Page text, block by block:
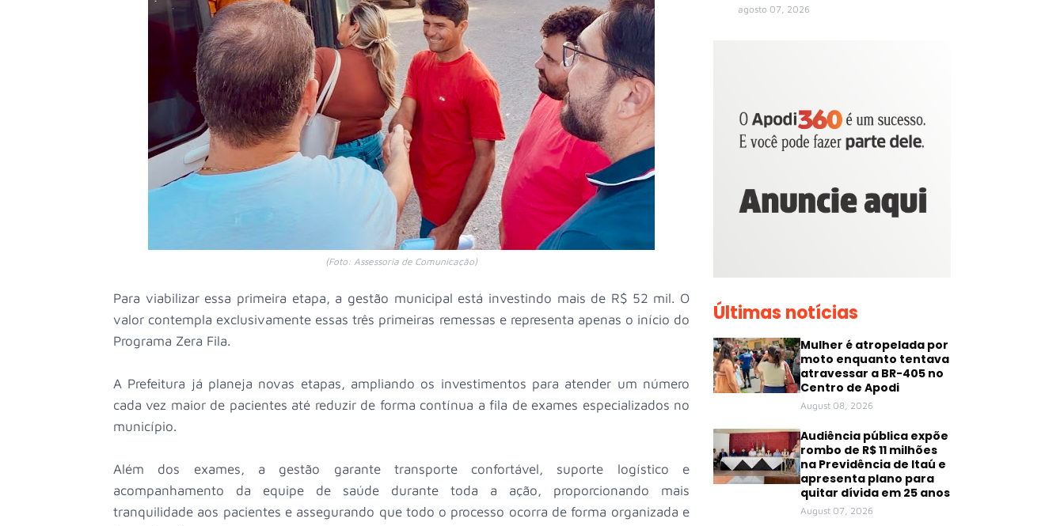
(Foto: Assessoria de Comunicação)
Para viabilizar essa primeira etapa, a gestão municipal está investindo mais de R$ 52 mil. O
valor contempla exclusivamente essas três primeiras remessas e representa apenas o início do
Programa Zera Fila.
A Prefeitura já planeja novas etapas, ampliando os investimentos para atender um número
cada vez maior de pacientes até reduzir de forma contínua a fila de exames especializados no
município.
Além dos exames, a gestão garante transporte confortável, suporte logístico e
acompanhamento da equipe de saúde durante toda a ação, proporcionando mais
tranquilidade aos pacientes e assegurando que todo o processo ocorra de forma organizada e
agosto 07, 2026
Últimas notícias
Mulher é atropelada por
moto enquanto tentava
atravessar a BR-405 no
Centro de Apodi
August 08, 2026
Audiência pública expõe
rombo de R$ 11 milhões
na Previdência de Itaú e
apresenta plano para
quitar dívida em 25 anos
August 07, 2026